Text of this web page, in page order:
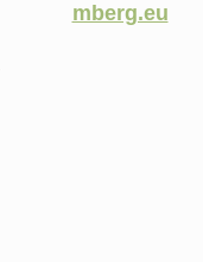
mberg.eu